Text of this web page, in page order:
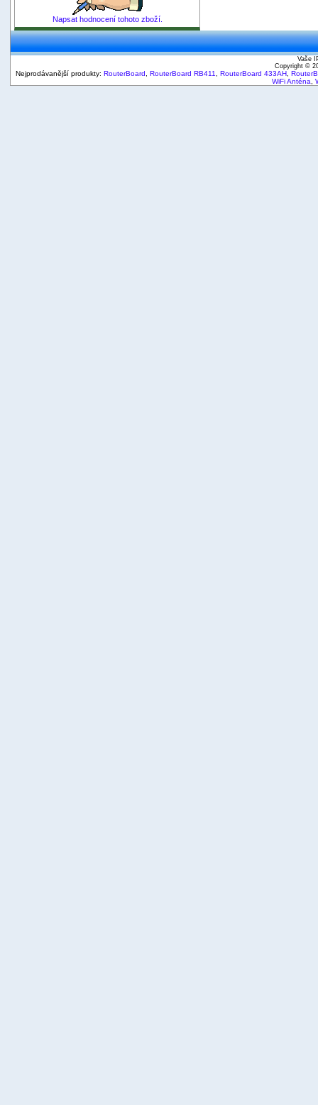
Napsat hodnocení tohoto zboží.
Vaše
Copyright ©
Nejprodávanější produkty: RouterBoard RouterBoard RB411 RouterBoard 433AH
WiFi Anténa